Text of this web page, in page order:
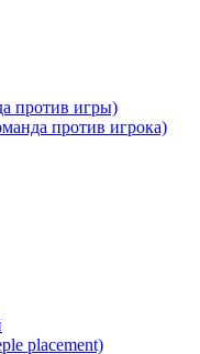
против игры)
против игрока)
placement)